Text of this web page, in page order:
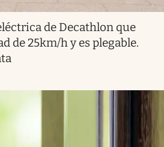
de Decathlon que
de 25km/h y es plegable.